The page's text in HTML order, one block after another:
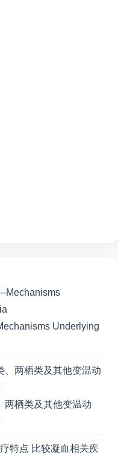
Underlying
两栖类及其他变温动
比较凝血相关疾